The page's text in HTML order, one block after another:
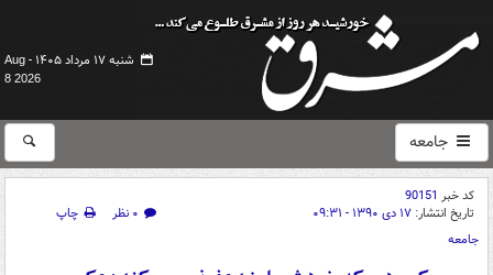
شنبه ۱۷ مرداد ۱۴۰۵ -
Aug
8 2026
جامعه
کد خبر 90151
تاریخ انتشار: ۱۷ دی ۱۳۹۰ - ۰۹:۳۱ ۰ نظر
چاپ
جامعه